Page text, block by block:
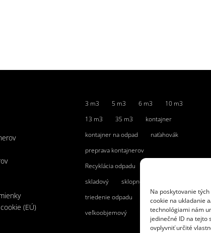
Na poskytovanie
cookie na ukladanie
technológiami nám
jedinečné ID na tejto
ovplyvniť určité
(EÚ)
3 m3 5 m3 6 m3
10 m3
13 m3
35 m3
kontajner
kontajner na odpad
naťahovák
preprava kontajnerov
Recyklácia odpadu
skladový
sklopné čelo
triedenie odpadu
uzamykateľný
veľkoobjemový